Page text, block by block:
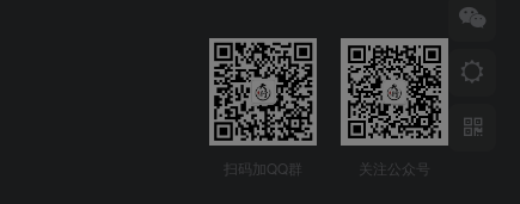
扫码加QQ群
关注公众号